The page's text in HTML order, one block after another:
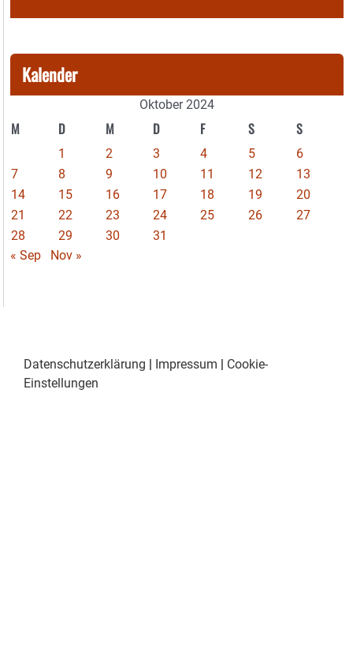
Kalender
Oktober 2024
M D M D F S S
1 2 3 4 5
6
7
8 9 10 11 12
13
14
15 16 17 18 19
20
21
22 23 24 25 26
27
28
29 30
31
« Sep
Nov »
Datenschutzerklärung Impressum
Cookie-
Einstellungen